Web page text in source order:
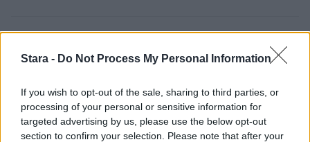
Stara - Do Not Process My Personal Information
If you wish to opt-out of the sale, sharing to third parties, or
processing of your personal or sensitive information for
targeted advertising by us, please use the below opt-out
section to confirm your selection. Please note that after your
3